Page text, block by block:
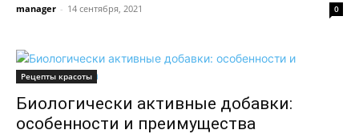
manager - 14 сентября, 2021 0
Рецепты красоты
Биологически активные добавки:
особенности и преимущества